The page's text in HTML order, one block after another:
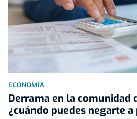
ECONOMÍA
Derrama en la comunidad
¿cuándo puedes negarte a